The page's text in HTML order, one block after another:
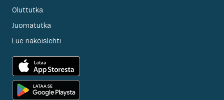
Oluttutka
Juomatutka
Lue näköislehti